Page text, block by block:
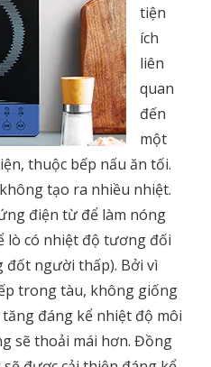
tiện
ích
liên
quan
đến
một
thuộc bếp nấu ăn tối.
tạo ra nhiều nhiệt.
điện từ để làm nóng
lò có nhiệt độ tương đối
đốt người thấp). Bởi vì
trong tàu, không giống
đáng kể nhiệt độ môi
sẽ thoải mái hơn. Đồng